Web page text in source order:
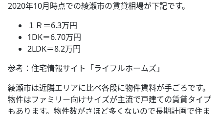
2020年10月時点での綾瀬市の賃貸相場が下記です。
１Ｒ＝6.3万円
1DK＝6.70万円
2LDK＝8.2万円
参考：住宅情報サイト「ライフルホームズ」
綾瀬市は近隣エリアに比べ各段に物件賃料が手ごろです。
物件はファミリー向けサイズが主流で戸建ての賃貸タイプ
もあります。物件数がさほど多くないので長期計画で住ま